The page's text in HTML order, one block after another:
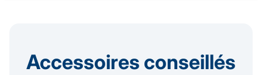
Accessoires conseillés